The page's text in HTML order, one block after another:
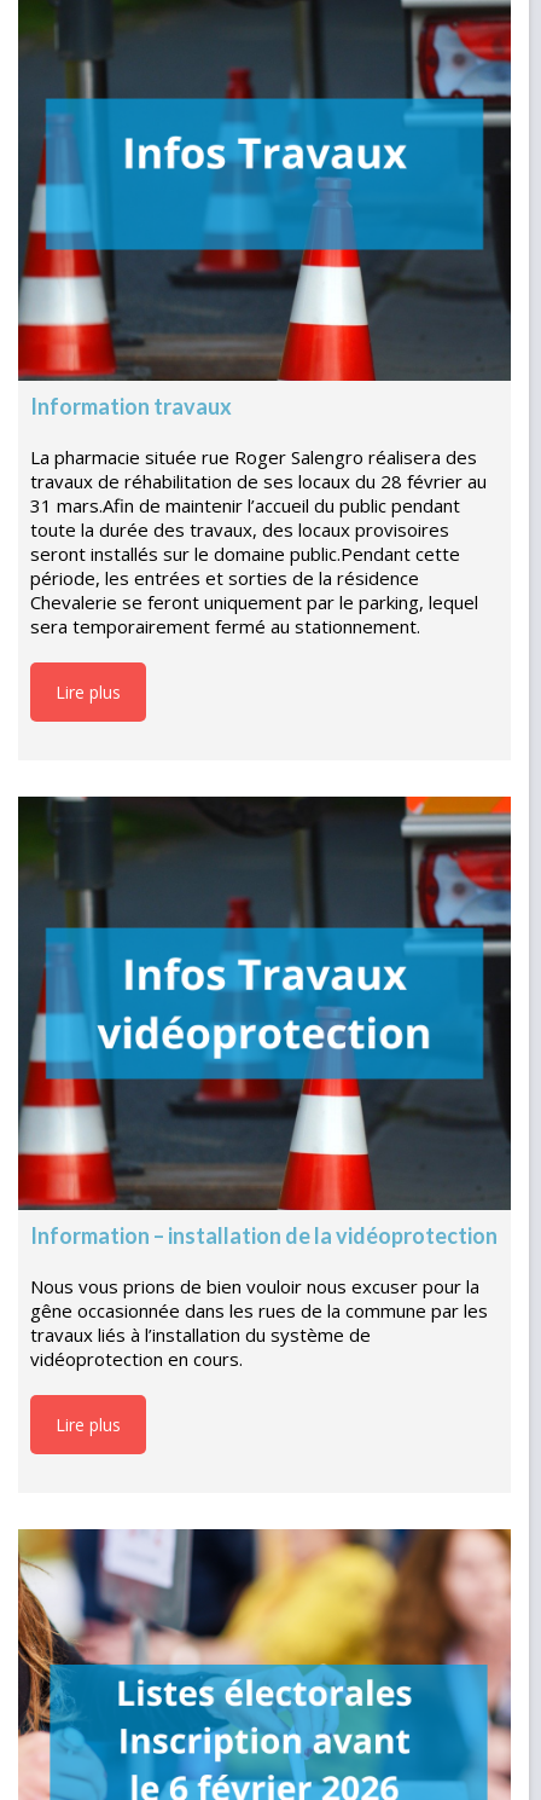
Information travaux
La pharmacie située rue Roger Salengro réalisera des
travaux de réhabilitation de ses locaux du 28 février au
31 mars.Afin de maintenir l’accueil du public pendant
toute la durée des travaux, des locaux provisoires
seront installés sur le domaine public.Pendant cette
période, les entrées et sorties de la résidence
Chevalerie se feront uniquement par le parking, lequel
sera temporairement fermé au stationnement.
Lire plus
Information – installation de la vidéoprotection
Nous vous prions de bien vouloir nous excuser pour la
gêne occasionnée dans les rues de la commune par les
travaux liés à l’installation du système de
vidéoprotection en cours.
Lire plus